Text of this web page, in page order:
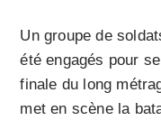
Un groupe de
été engagés pour
finale du long
met en scène la